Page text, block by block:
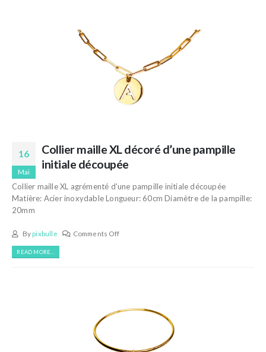
16
Mai
Collier maille XL décoré d’une pampille
initiale découpée
Collier maille XL agrémenté d'une pampille initiale découpée
Matière: Acier inoxydable Longueur: 60cm Diamètre de la pampille:
20mm
Bypixbulle Comments Off
READ MORE...